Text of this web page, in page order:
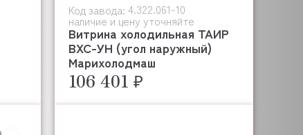
Код завода:4.322.061-10
наличие и цену уточняйте
Витрина холодильная ТАИР
ВХС-УН (угол наружный)
Марихолодмаш
106 401 ₽